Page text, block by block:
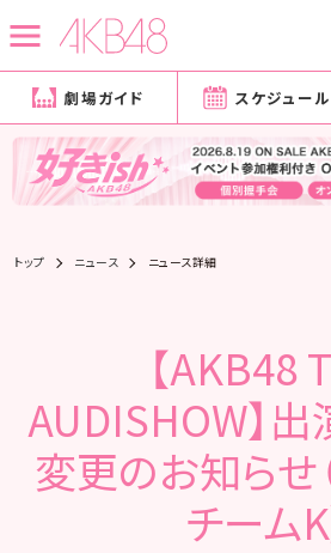
劇場ガイド スケジュール
トップ ニュース ニュース詳細
【AKB48
AUDISHOW】出
変更のお知らせ
チームK